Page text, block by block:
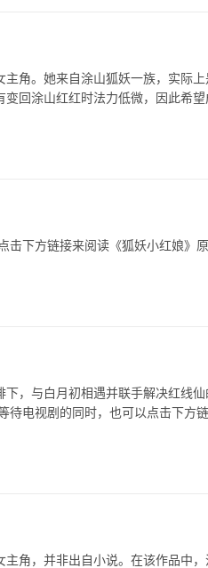
角。她来自涂山狐妖一族，实际
回涂山红红时法力低微，因此希
击下方链接来阅读《狐妖小红娘》
，与白月初相遇并联手解决红线
待电视剧的同时，也可以点击下方
角，并非出自小说。在该作品中